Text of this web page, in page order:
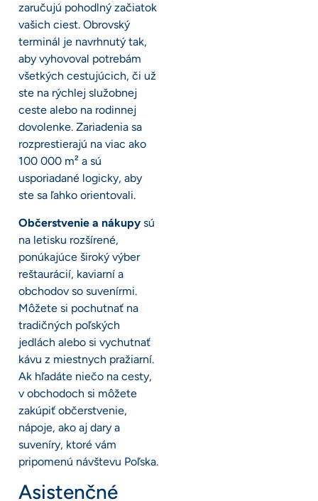
zaručujú pohodlný začiatok
vašich ciest. Obrovský
terminál je navrhnutý tak,
aby vyhovoval potrebám
všetkých cestujúcich, či už
ste na rýchlej služobnej
ceste alebo na rodinnej
dovolenke. Zariadenia sa
rozprestierajú na viac ako
100 000 m² a sú
usporiadané logicky, aby
ste sa ľahko orientovali.
Občerstvenie a nákupy sú
na letisku rozšírené,
ponúkajúce široký výber
reštaurácií, kaviarní a
obchodov so suvenírmi.
Môžete si pochutnať na
tradičných poľských
jedlách alebo si vychutnať
kávu z miestnych pražiarní.
Ak hľadáte niečo na cesty,
v obchodoch si môžete
zakúpiť občerstvenie,
nápoje, ako aj dary a
suveníry, ktoré vám
pripomenú návštevu Poľska.
Asistenčné